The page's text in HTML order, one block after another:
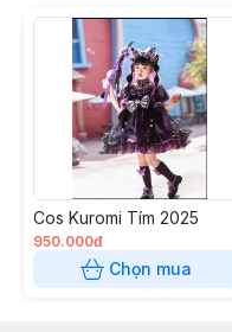
Cos Kuromi Tím 2025
950.000đ
Chọn mua